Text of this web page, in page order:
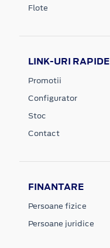
Flote
LINK-URI RAPIDE
Promotii
Configurator
Stoc
Contact
FINANTARE
Persoane fizice
Persoane juridice